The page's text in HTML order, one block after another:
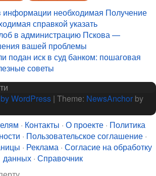
информации необходимая Получение
справкой указать
в администрацию Пскова —
вашей проблемы
подан иск в суд банком: пошаговая
советы
WordPress | Theme: NewsAnchor by
· Контакты · О проекте· Политика
· Пользовательское соглашение·
· Реклама · Согласие на обработку
данных · Справочник